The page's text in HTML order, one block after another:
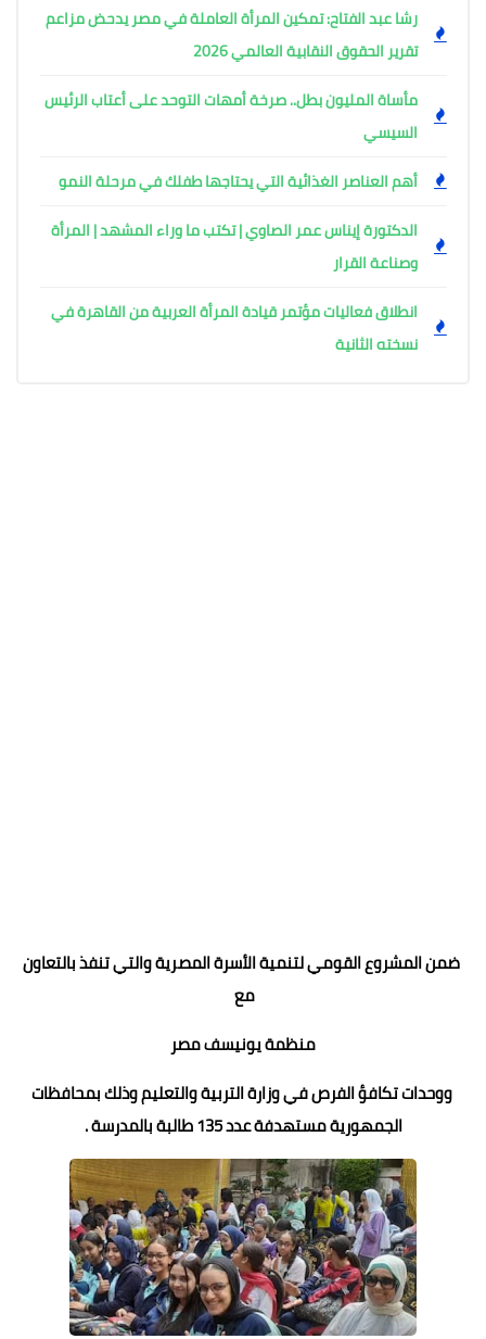
رشا عبد الفتاح: تمكين المرأة العاملة في مصر يدحض مزاعم
تقرير الحقوق النقابية العالمي 2026
مأساة المليون بطل.. صرخة أمهات التوحد على أعتاب الرئيس
السيسي
أهم العناصر الغذائية التي يحتاجها طفلك في مرحلة النمو
الدكتورة إيناس عمر الصاوي | تكتب ما وراء المشهد | المرأة
وصناعة القرار
انطلاق فعاليات مؤتمر قيادة المرأة العربية من القاهرة في
نسخته الثانية
ضمن المشروع القومي لتنمية الأسرة المصرية والتي تنفذ بالتعاون
مع
منظمة يونيسف مصر
ووحدات تكافؤ الفرص في وزارة التربية والتعليم وذلك بمحافظات
الجمهورية مستهدفة عدد 135 طالبة بالمدرسة .